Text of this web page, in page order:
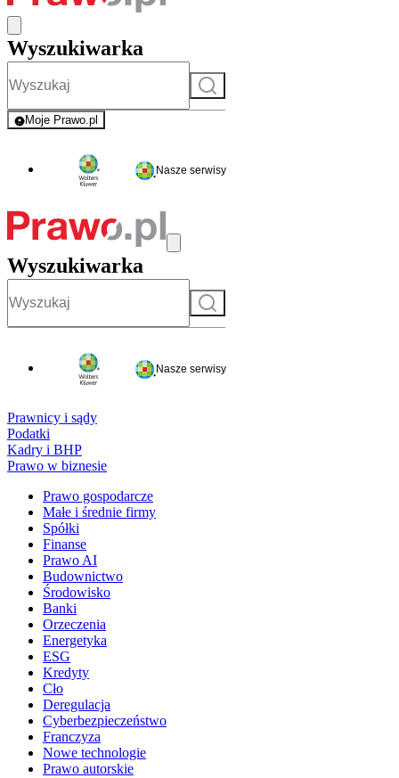
Wyszukiwarka
Szukaj
Moje Prawo.pl
- rejestracja i logowanie do serwisu
Nasze serwisy
Wyszukiwarka
Szukaj
Nasze serwisy
Prawnicy i sądy
Podatki
Kadry i BHP
Prawo w biznesie
Prawo gospodarcze
Małe i średnie firmy
Spółki
Finanse
Prawo AI
Budownictwo
Środowisko
Banki
Orzeczenia
Energetyka
ESG
Kredyty
Cło
Deregulacja
Cyberbezpieczeństwo
Franczyza
Nowe technologie
Prawo autorskie